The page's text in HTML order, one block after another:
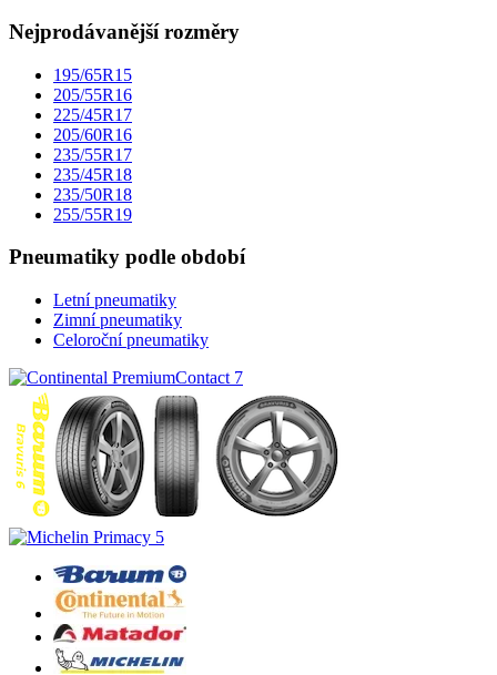
Nejprodávanější rozměry
195/65R15
205/55R16
225/45R17
205/60R16
235/55R17
235/45R18
235/50R18
255/55R19
Pneumatiky podle období
Letní pneumatiky
Zimní pneumatiky
Celoroční pneumatiky